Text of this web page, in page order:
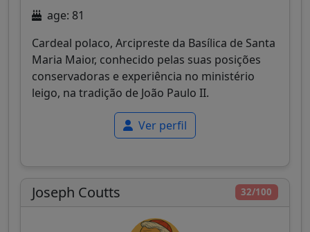
age: 81
Cardeal polaco, Arcipreste da Basílica de Santa
Maria Maior, conhecido pelas suas posições
conservadoras e experiência no ministério
leigo, na tradição de João Paulo II.
Ver perfil
32/100
Joseph Coutts